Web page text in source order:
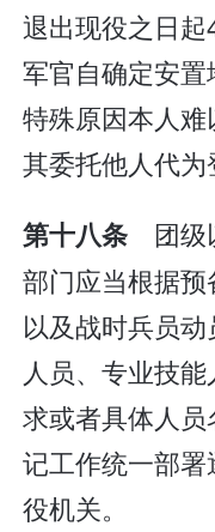
退出现役之日
军官自确定安
特殊原因本人
其委托他人代为
第十八条 团
部门应当根据
以及战时兵员
人员、专业技
求或者具体人
记工作统一部
役机关。